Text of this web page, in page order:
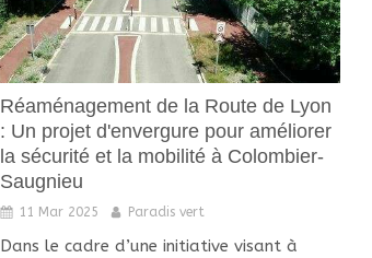
Réaménagement de la Route de Lyon
: Un projet d'envergure pour améliorer
la sécurité et la mobilité à Colombier-
Saugnieu
11 Mar 2025 Paradis vert
Dans le cadre d’une initiative visant à